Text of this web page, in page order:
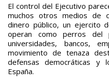
El control del Ejecutivo
muchos otros medios de
dinero público, un ejercito
operan como perros del
universidades, bancos,
movimiento de tenaza
defensas democráticas
España.